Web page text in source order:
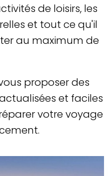
de loisirs, les
et tout ce qu'il
au maximum de
proposer des
et faciles
votre voyage